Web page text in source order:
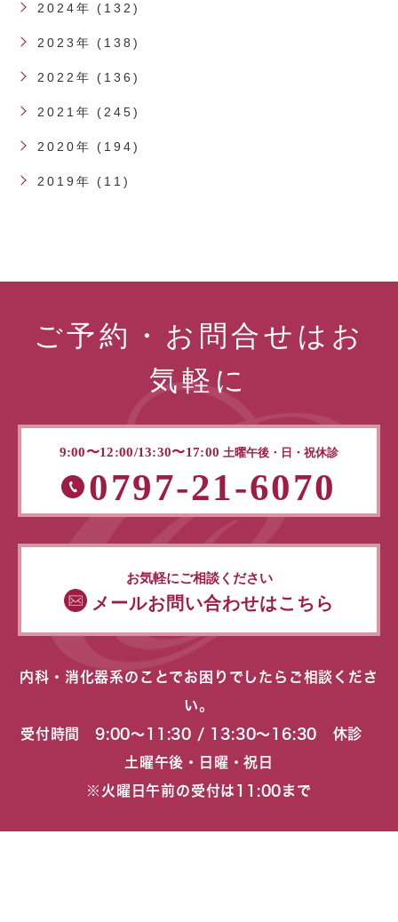
2024年 (132)
2023年 (138)
2022年 (136)
2021年 (245)
2020年 (194)
2019年 (11)
ご予約・お問合せはお
気軽に
9:00〜12:00/13:30〜17:00 土曜午後・日・祝休診
0797-21-6070
お気軽にご相談ください
メールお問い合わせはこちら
内科・消化器系のことでお困りでしたらご相談くださ
い。
受付時間 9:00〜11:30 / 13:30〜16:30 休診
土曜午後・日曜・祝日
※火曜日午前の受付は11:00まで